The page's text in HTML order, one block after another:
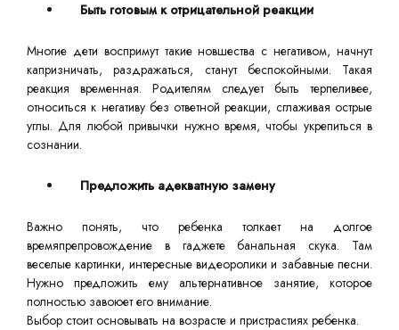
Быть готовым к отрицательной реакции
Многие дети воспримут такие новшества с негативом, начнут
капризничать, раздражаться, станут беспокойными. Такая
реакция временная. Родителям следует быть терпеливее,
относиться к негативу без ответной реакции, сглаживая острые
углы. Для любой привычки нужно время, чтобы укрепиться в
сознании.
Предложить адекватную замену
Важно понять, что ребенка толкает на долгое
времяпрепровождение в гаджете банальная скука. Там
веселые картинки, интересные видеоролики и забавные песни.
Нужно предложить ему альтернативное занятие, которое
полностью завоюет его внимание.
Выбор стоит основывать на возрасте и пристрастиях ребенка.